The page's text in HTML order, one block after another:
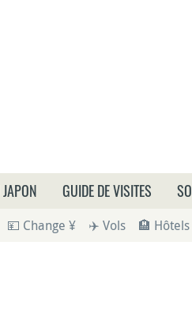
GUIDE DE VISITES
💴 Change ¥ ✈️ Vols 🏨 Hôtels